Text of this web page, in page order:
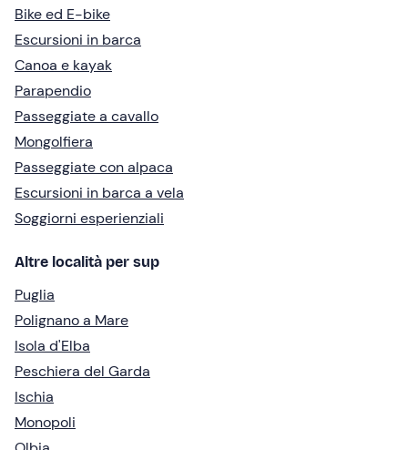
Bike ed E-bike
Escursioni in barca
Canoa e kayak
Parapendio
Passeggiate a cavallo
Mongolfiera
Passeggiate con alpaca
Escursioni in barca a vela
Soggiorni esperienziali
Altre località per sup
Puglia
Polignano a Mare
Isola d'Elba
Peschiera del Garda
Ischia
Monopoli